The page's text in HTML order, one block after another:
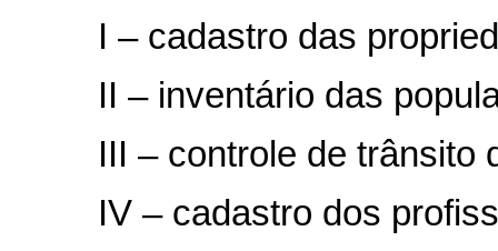
I – cadastro das
II – inventário das
III – controle de trânsito
IV – cadastro dos